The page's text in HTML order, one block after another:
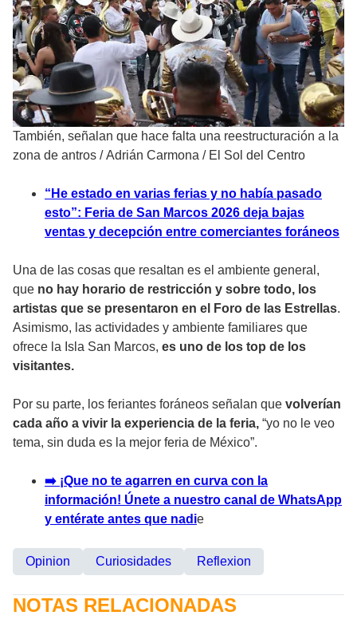
También, señalan que hace falta una reestructuración a la
zona de antros /Adrián Carmona / El Sol del Centro
“He estado en varias ferias y no había pasado
esto”: Feria de San Marcos 2026 deja bajas
ventas y decepción entre comerciantes foráneos
Una de las cosas que resaltan es el ambiente general,
que no hay horario de restricción y sobre todo, los
artistas que se presentaron en el Foro de las Estrellas.
Asimismo, las actividades y ambiente familiares que
ofrece la Isla San Marcos, es uno de los top de los
visitantes.
Por su parte, los feriantes foráneos señalan que volverían
cada año a vivir la experiencia de la feria, “yo no le veo
tema, sin duda es la mejor feria de México”.
➡️ ¡Que no te agarren en curva con la
información! Únete a nuestro canal de WhatsApp
y entérate antes que nadie
Opinion Curiosidades Reflexion
NOTAS RELACIONADAS